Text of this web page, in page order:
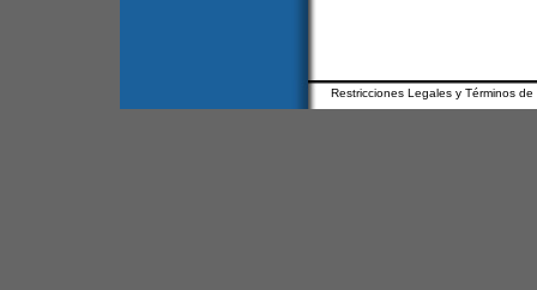
Restricciones Legales y Términos de